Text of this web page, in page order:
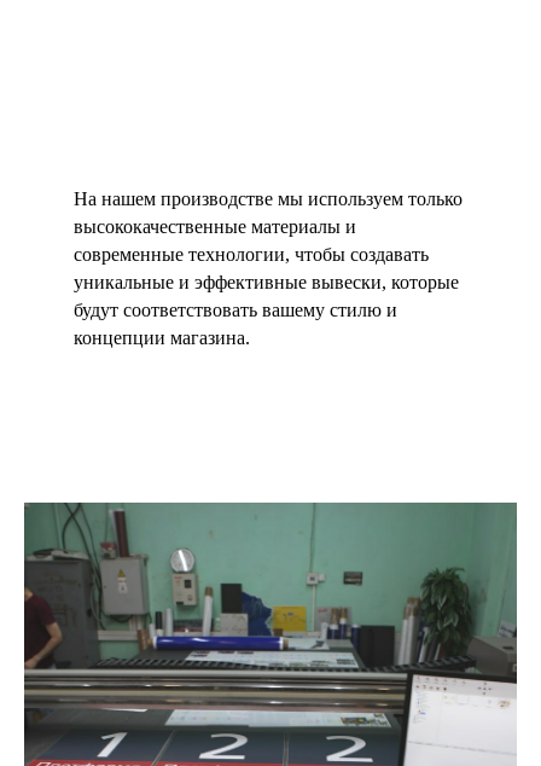
На нашем производстве мы используем только
высококачественные материалы и
современные технологии, чтобы создавать
уникальные и эффективные вывески, которые
будут соответствовать вашему стилю и
концепции магазина.